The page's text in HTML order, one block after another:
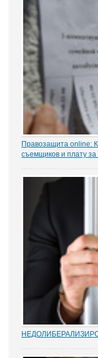
в ходе
Правозащита online:
съемщиков и плату
юрисконсульт